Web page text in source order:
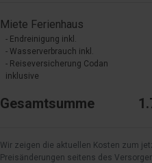
Miete Ferienhaus
- Endreinigung inkl.
- Wasserverbrauch inkl.
- Reiseversicherung Codan
inklusive
Gesamtsumme
Wir zeigen die aktuellen Kosten zum
Preisänderungen seitens des